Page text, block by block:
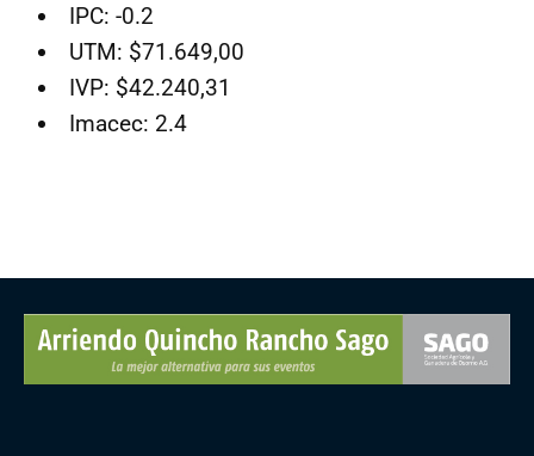
IPC: -0.2
UTM: $71.649,00
IVP: $42.240,31
Imacec: 2.4